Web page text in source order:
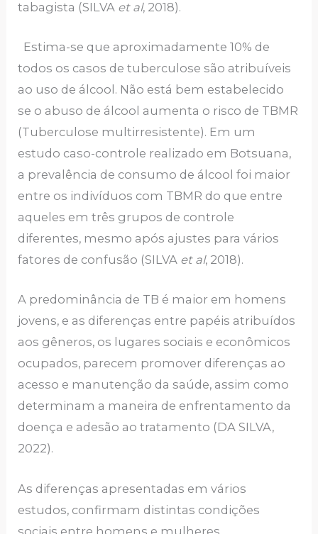
tabagista (SILVA et al, 2018).
Estima-se que aproximadamente 10% de
todos os casos de tuberculose são atribuíveis
ao uso de álcool. Não está bem estabelecido
se o abuso de álcool aumenta o risco de TBMR
(Tuberculose multirresistente). Em um
estudo caso-controle realizado em Botsuana,
a prevalência de consumo de álcool foi maior
entre os indivíduos com TBMR do que entre
aqueles em três grupos de controle
diferentes, mesmo após ajustes para vários
fatores de confusão (SILVA et al, 2018).
A predominância de TB é maior em homens
jovens, e as diferenças entre papéis atribuídos
aos gêneros, os lugares sociais e econômicos
ocupados, parecem promover diferenças ao
acesso e manutenção da saúde, assim como
determinam a maneira de enfrentamento da
doença e adesão ao tratamento (DA SILVA,
2022).
As diferenças apresentadas em vários
estudos, confirmam distintas condições
sociais entre homens e mulheres,